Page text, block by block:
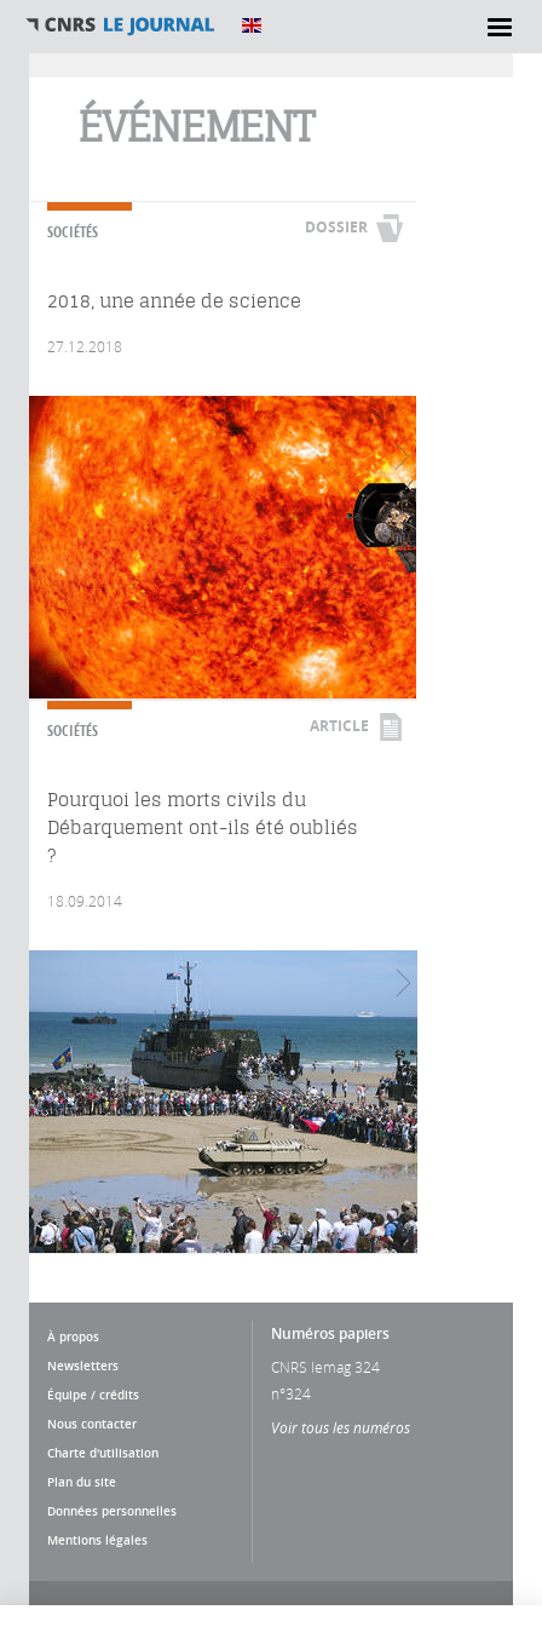
ÉVÉNEMENT
SOCIÉTÉS DOSSIER
2018, une année de science
27.12.2018
SOCIÉTÉS ARTICLE
Pourquoi les morts civils du
Débarquement ont-ils été oubliés
?
18.09.2014
À propos
Newsletters
Équipe / crédits
Nous contacter
Charte d'utilisation
Plan du site
Données personnelles
Mentions légales
Numéros papiers
CNRS lemag 324
n°324
Voir tous les numéros